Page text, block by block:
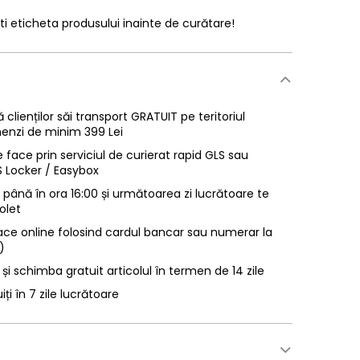
eticheta produsului inainte de curătare!
clienților săi transport GRATUIT pe teritoriul
de minim 399 Lei
face prin serviciul de curierat rapid GLS sau
Locker / Easybox
în ora 16:00 și următoarea zi lucrătoare te
online folosind cardul bancar sau numerar la
schimba gratuit articolul în termen de 14 zile
în 7 zile lucrătoare